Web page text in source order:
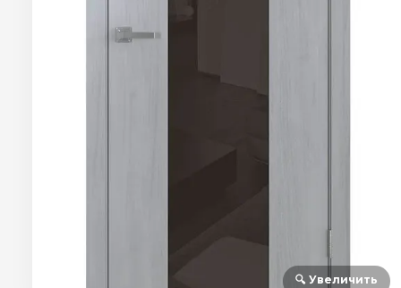
🔍 Увеличить